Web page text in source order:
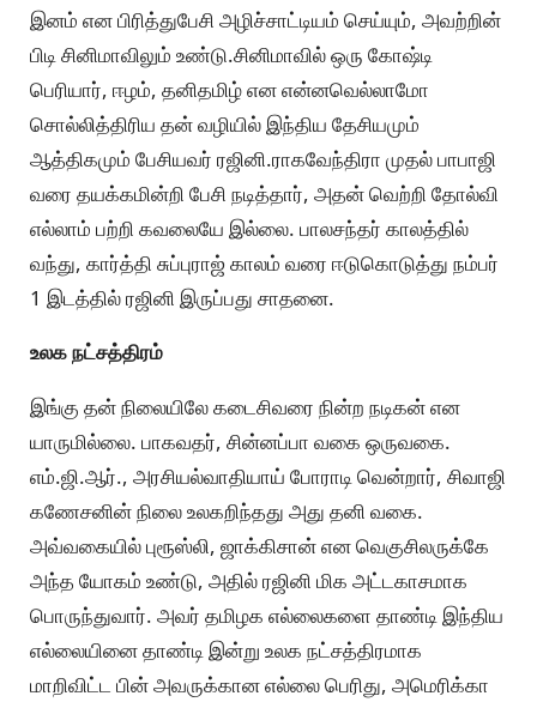
இனம் என பிரித்துபேசி அழிச்சாட்டியம் செய்யும், அவற்றின்
பிடி சினிமாவிலும் உண்டு.சினிமாவில் ஒரு கோஷ்டி
பெரியார், ஈழம், தனிதமிழ் என என்னவெல்லாமோ
சொல்லித்திரிய தன் வழியில் இந்திய தேசியமும்
ஆத்திகமும் பேசியவர் ரஜினி.ராகவேந்திரா முதல் பாபாஜி
வரை தயக்கமின்றி பேசி நடித்தார், அதன் வெற்றி தோல்வி
எல்லாம் பற்றி கவலையே இல்லை. பாலசந்தர் காலத்தில்
வந்து, கார்த்தி சுப்புராஜ் காலம் வரை ஈடுகொடுத்து நம்பர்
1 இடத்தில் ரஜினி இருப்பது சாதனை.
உலக நட்சத்திரம்
இங்கு தன் நிலையிலே கடைசிவரை நின்ற நடிகன் என
யாருமில்லை. பாகவதர், சின்னப்பா வகை ஒருவகை.
எம்.ஜி.ஆர்., அரசியல்வாதியாய் போராடி வென்றார், சிவாஜி
கணேசனின் நிலை உலகறிந்தது அது தனி வகை.
அவ்வகையில் புரூஸ்லி, ஜாக்கிசான் என வெகுசிலருக்கே
அந்த யோகம் உண்டு, அதில் ரஜினி மிக அட்டகாசமாக
பொருந்துவார். அவர் தமிழக எல்லைகளை தாண்டி இந்திய
எல்லையினை தாண்டி இன்று உலக நட்சத்திரமாக
மாறிவிட்ட பின் அவருக்கான எல்லை பெரிது, அமெரிக்கா